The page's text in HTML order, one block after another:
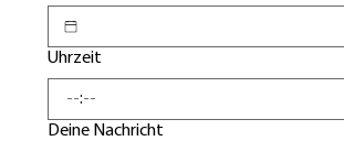
Uhrzeit
:
Deine Nachricht